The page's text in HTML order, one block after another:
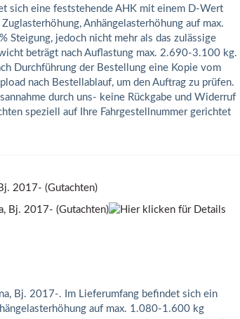
sich eine feststehende AHK mit einem D-Wert
Anhängelasterhöhung auf max.
Steigung, jedoch nicht mehr als das zulässige
beträgt nach Auflastung max. 2.690-3.100 kg.
Durchführung der Bestellung eine Kopie vom
nach Bestellablauf, um den Auftrag zu prüfen.
durch uns- keine Rückgabe und Widerruf
speziell auf Ihre Fahrgestellnummer gerichtet
2017- (Gutachten)
Bj. 2017-. Im Lieferumfang befindet sich ein
auf max. 1.080-1.600 kg